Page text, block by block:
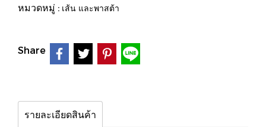
หมวดหมู่ : เส้น และพาสต้า
Share
รายละเอียดสินค้า